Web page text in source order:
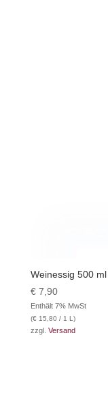
Weinessig 500 ml
€7,90
Enthält 7% MwSt
(€15,80 / 1 L)
zzgl. Versand